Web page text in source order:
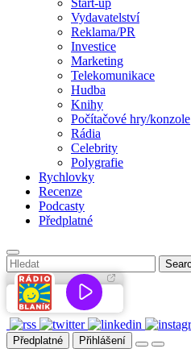
Start-up
Vydavatelství
Reklama/PR
Investice
Marketing
Telekomunikace
Hudba
Knihy
Počítačové hry/konzole
Rádia
Celebrity
Polygrafie
Rychlovky
Recenze
Podcasty
Předplatné
Předplatné Přihlášení